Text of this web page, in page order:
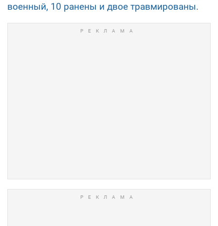
военный, 10 ранены и двое травмированы.